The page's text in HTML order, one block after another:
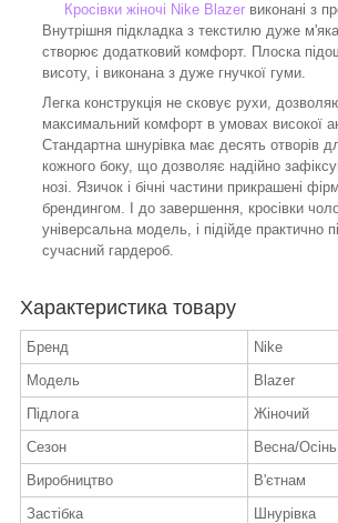
Кросівки жіночі Nike Blazer виконані з
Внутрішня підкладка з текстилю дуже м'яка
створює додатковий комфорт. Плоска
висоту, і виконана з дуже гнучкої гуми.
Легка конструкція не сковує рухи,
максимальний комфорт в умовах високої
Стандартна шнурівка має десять отворів
кожного боку, що дозволяє надійно
нозі. Язичок і бічні частини прикрашені
брендингом. І до завершення, кросівки
універсальна модель, і підійде практично
сучасний гардероб.
Характеристика товару
Бренд
Nike
Модель
Blazer
Підлога
Жіночий
Сезон
Весна/Осінь
Виробництво
В'єтнам
Застібка
Шнурівка